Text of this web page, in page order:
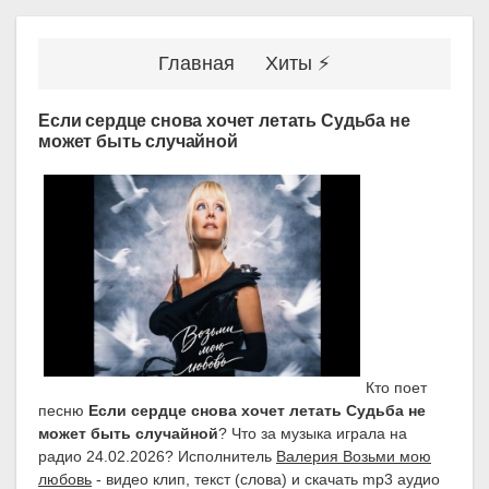
Главная Хиты ⚡
Если сердце снова хочет летать Судьба не
может быть случайной
Кто поет
песню Если сердце снова хочет летать Судьба не
может быть случайной? Что за музыка играла на
радио 24.02.2026? Исполнитель Валерия Возьми мою
любовь - видео клип, текст (слова) и скачать mp3 аудио